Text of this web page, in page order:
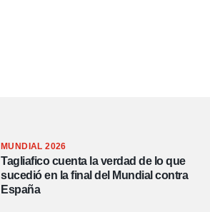
MUNDIAL 2026
Tagliafico cuenta la verdad de lo que
sucedió en la final del Mundial contra
España